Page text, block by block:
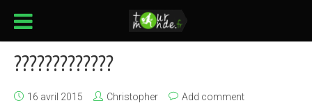
?????????????
16 avril 2015 Christopher Add comment